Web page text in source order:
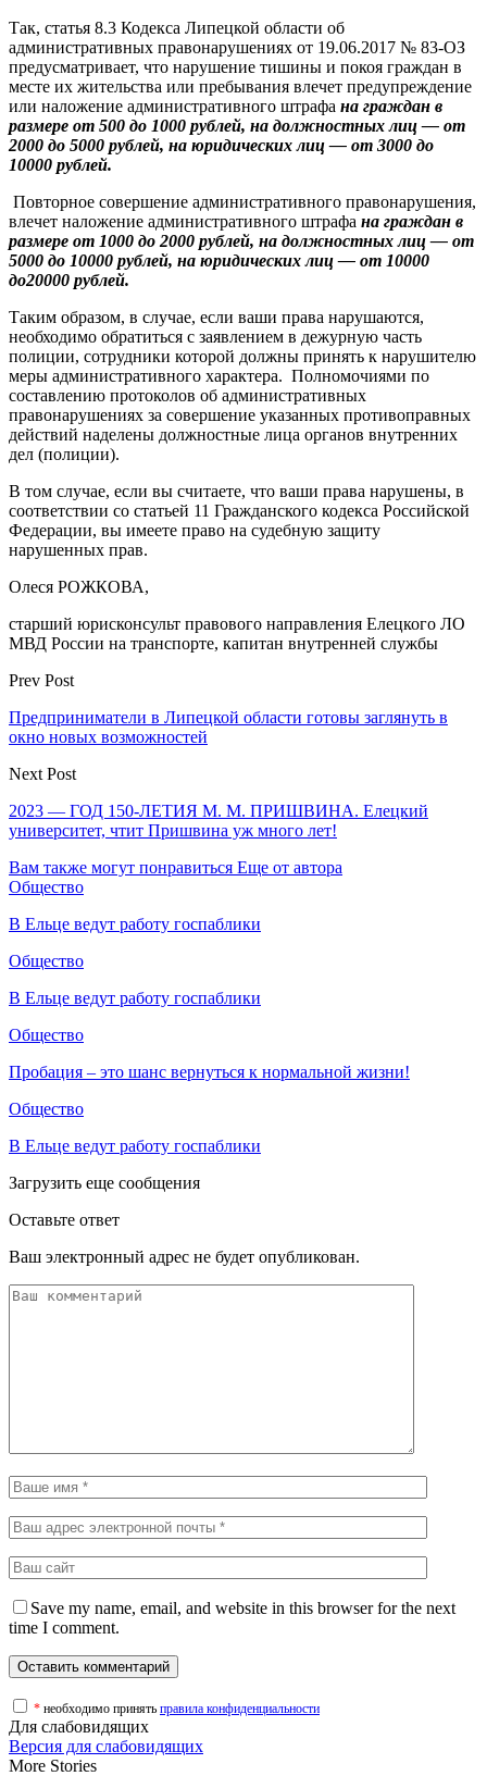
Так, статья 8.3 Кодекса Липецкой области об
административных правонарушениях от 19.06.2017 № 83-ОЗ
предусматривает, что нарушение тишины и покоя граждан в
месте их жительства или пребывания влечет предупреждение
или наложение административного штрафа на граждан в
размере от 500 до 1000 рублей, на должностных лиц — от
2000 до 5000 рублей, на юридических лиц — от 3000 до
10000 рублей.
Повторное совершение административного правонарушения,
влечет наложение административного штрафа на граждан в
размере от 1000 до 2000 рублей, на должностных лиц — от
5000 до 10000 рублей, на юридических лиц — от 10000
до20000 рублей.
Таким образом, в случае, если ваши права нарушаются,
необходимо обратиться с заявлением в дежурную часть
полиции, сотрудники которой должны принять к нарушителю
меры административного характера. Полномочиями по
составлению протоколов об административных
правонарушениях за совершение указанных противоправных
действий наделены должностные лица органов внутренних
дел (полиции).
В том случае, если вы считаете, что ваши права нарушены, в
соответствии со статьей 11 Гражданского кодекса Российской
Федерации, вы имеете право на судебную защиту
нарушенных прав.
Олеся РОЖКОВА,
старший юрисконсульт правового направления Елецкого ЛО
МВД России на транспорте, капитан внутренней службы
Prev Post
Предприниматели в Липецкой области готовы заглянуть в
окно новых возможностей
Next Post
2023 — ГОД 150-ЛЕТИЯ М. М. ПРИШВИНА. Елецкий
университет, чтит Пришвина уж много лет!
Вам также могут понравиться Еще от автора
Общество
В Ельце ведут работу госпаблики
Общество
В Ельце ведут работу госпаблики
Общество
Пробация – это шанс вернуться к нормальной жизни!
Общество
В Ельце ведут работу госпаблики
Загрузить еще сообщения
Оставьте ответ
Ваш электронный адрес не будет опубликован.
Save my name, email, and website in this browser for the next
time I comment.
* необходимо принять правила конфиденциальности
Для слабовидящих
Версия для слабовидящих
More Stories